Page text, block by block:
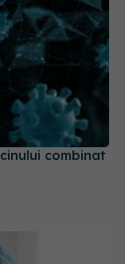
combinat